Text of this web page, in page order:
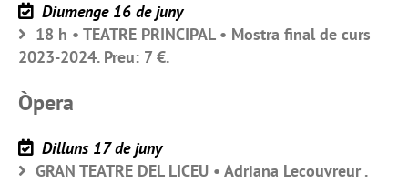
Diumenge 16 de juny
18 h • TEATRE PRINCIPAL • Mostra final de curs
2023-2024. Preu: 7 €.
Òpera
Dilluns 17 de juny
GRAN TEATRE DEL LICEU • Adriana Lecouvreur .